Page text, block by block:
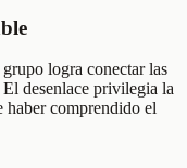
logra conectar las
El desenlace privilegia la
haber comprendido el